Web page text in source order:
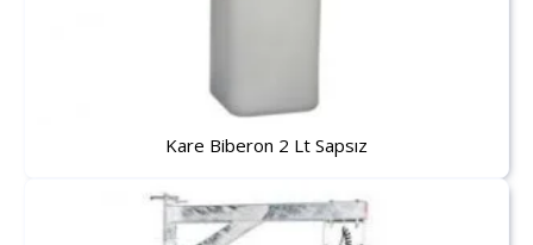
Kare Biberon 2 Lt Sapsız